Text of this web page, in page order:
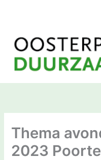
inhoud
Thema
2023